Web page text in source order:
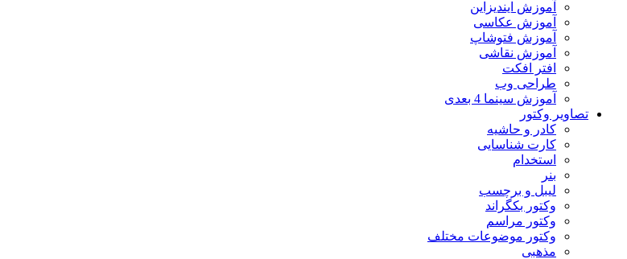
آموزش ایندیزاین
آموزش عکاسی
آموزش فتوشاپ
آموزش نقاشی
افتر افکت
طراحی وب
آموزش سینما 4 بعدی
تصاویر وکتور
کادر و حاشیه
کارت شناسایی
استخدام
بنر
لیبل و برچسب
وکتور بکگراند
وکتور مراسم
وکتور موضوعات مختلف
مذهبی